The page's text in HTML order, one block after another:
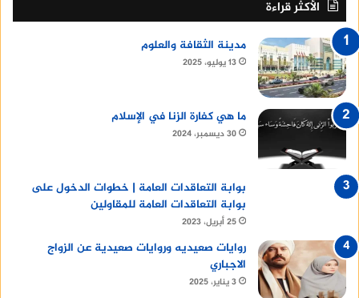
الأكثر قراءة
مدينة الثقافة والعلوم
13 يوليو، 2025
ما هي كفارة الزنا في الإسلام
30 ديسمبر، 2024
بوابة التعاقدات العامة | خطوات الدخول على
بوابة التعاقدات العامة للمقاولين
25 أبريل، 2023
روايات صعيديه وروايات صعيدية عن الزواج
الاجباري
3 يناير، 2025